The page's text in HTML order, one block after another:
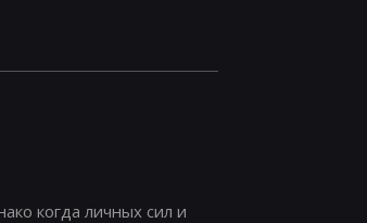
когда личных сил и